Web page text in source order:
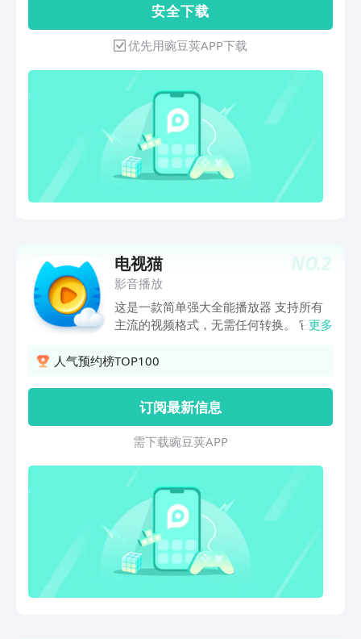
引擎,更换成T5引擎)2.西瓜影音播放器本
地全媒体格式支持,支持目前所有主流的
媒体格式（mp4、avi、wmv、flv、
mkv、mov、rmvb,mp3,rm等）括号内
的格式均亲测支持。UI交互功能特性:1.
西瓜影音播放器额外拥有文件浏览功能,
除了影音文件,txt,图片文件都可以通过调
用本地引擎查看,非常方便.2.西瓜影音播
放器还可以通过wifi与进行面流量文件传
输.3.西瓜影音播放器一如既往的播放器
支持手势,滚动条控制等,可以调整进度,声
面支持锁屏功能,看电影的时候可以锁住,
不会因为您误点屏幕而对您看电影造成影
响关键字:西瓜影音播放器,播放器
安 全 下 载
优先用豌豆荚APP下载
NO.2
电视猫
影音播放
这是一款简单强大全能播放器 支持所有
主流的视频格式，无需任何转换。 它的
更容易，让您享受更流畅，更优质的视
更多
人气预约榜TOP100
订阅最新信息
需 下 载 豌 豆 荚 A P P